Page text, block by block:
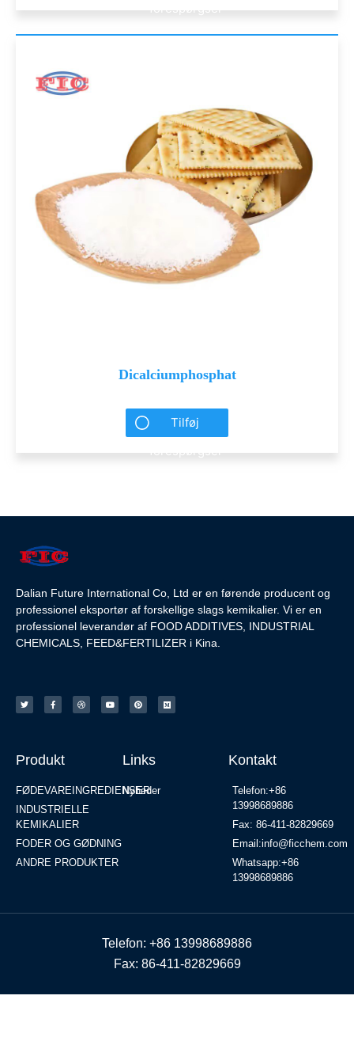
forespørgsel
Dicalciumphosphat
Tilføj
forespørgsel
Dalian Future International Co, Ltd er en førende producent og
professionel eksportør af forskellige slags kemikalier. Vi er en
professionel leverandør af FOOD ADDITIVES, INDUSTRIAL
CHEMICALS, FEED&FERTILIZER i Kina.
Produkt
FØDEVAREINGREDIENSER
INDUSTRIELLE
KEMIKALIER
FODER OG GØDNING
ANDRE PRODUKTER
Links
Nyheder
Kontakt
Telefon:+86
13998689886
Fax: 86-411-82829669
Email:info@ficchem.com
Whatsapp:+86
13998689886
Telefon: +86 13998689886
Fax: 86-411-82829669